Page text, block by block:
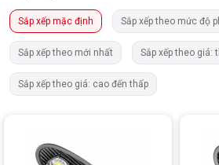
Sắp xếp mặc định Sắp xếp theo mức độ
Sắp xếp theo mới nhất Sắp xếp theo giá:
Sắp xếp theo giá: cao đến thấp